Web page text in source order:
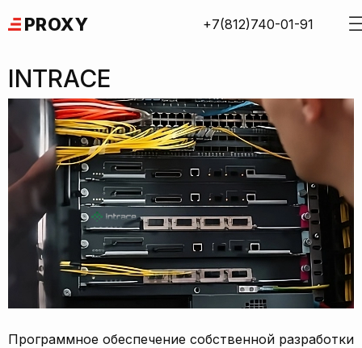
to
PROXY +7(812)740-01-91
INTRACE
Программное обеспечение собственной разработки